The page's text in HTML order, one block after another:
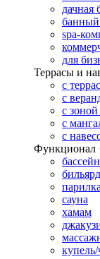
дачная
банный
spa-
для
Террасы и
с
с
с
с
с
Функционал
бассейн
бильярд
парилка
сауна
хамам
купель/